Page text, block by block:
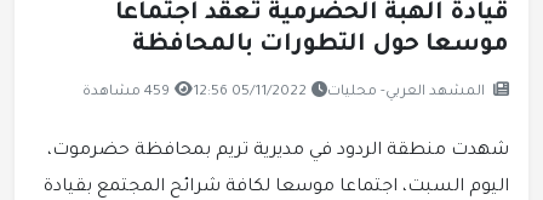
قيادة الهبة الحضرمية تعقد اجتماعا
موسعا حول التطورات بالمحافظة
المشهد العربي- محليات 05/11/2022 12:56 459 مشاهدة
شهدت منطقة الردود في مديرية تريم بمحافظة حضرموت،
اليوم السبت، اجتماعا موسعا لكافة شرائح المجتمع بقيادة